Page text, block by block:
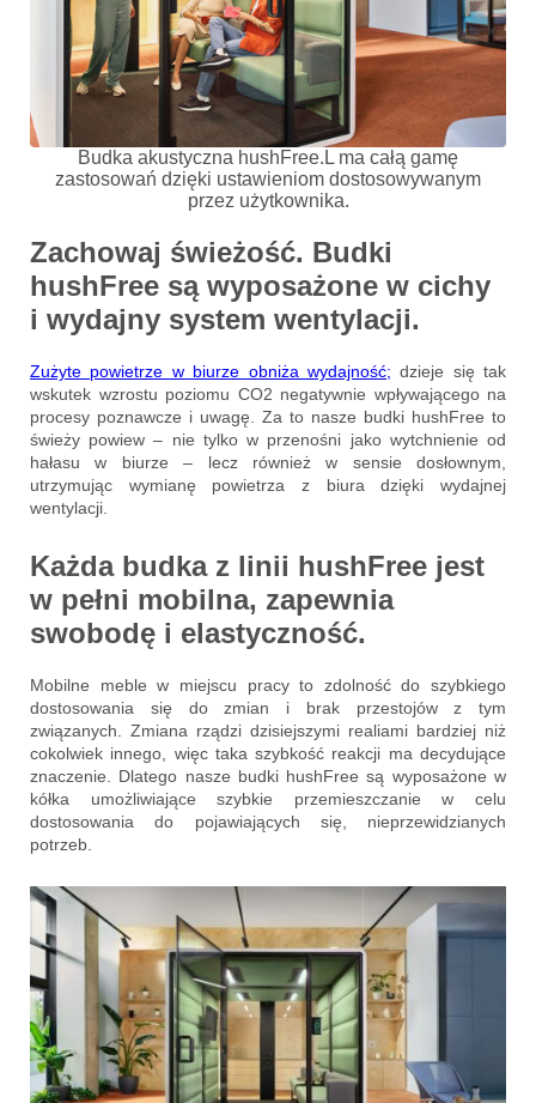
Budka akustyczna hushFree.L ma całą gamę
zastosowań dzięki ustawieniom dostosowywanym
przez użytkownika.
Zachowaj świeżość. Budki
hushFree są wyposażone w cichy
i wydajny system wentylacji.
Zużyte powietrze w biurze obniża wydajność; dzieje się tak
wskutek wzrostu poziomu CO2 negatywnie wpływającego na
procesy poznawcze i uwagę. Za to nasze budki hushFree to
świeży powiew – nie tylko w przenośni jako wytchnienie od
hałasu w biurze – lecz również w sensie dosłownym,
utrzymując wymianę powietrza z biura dzięki wydajnej
wentylacji.
Każda budka z linii hushFree jest
w pełni mobilna, zapewnia
swobodę i elastyczność.
Mobilne meble w miejscu pracy to zdolność do szybkiego
dostosowania się do zmian i brak przestojów z tym
związanych. Zmiana rządzi dzisiejszymi realiami bardziej niż
cokolwiek innego, więc taka szybkość reakcji ma decydujące
znaczenie. Dlatego nasze budki hushFree są wyposażone w
kółka umożliwiające szybkie przemieszczanie w celu
dostosowania do pojawiających się, nieprzewidzianych
potrzeb.